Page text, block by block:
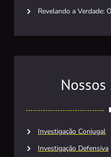
Revelando a Verdade:
Investigação Conjugal
Investigação Defensiva